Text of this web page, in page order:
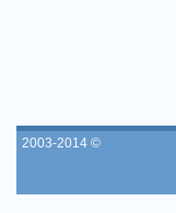
2003-2014 ©